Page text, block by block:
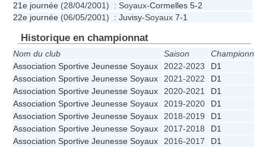
21e journée (28/04/2001) : Soyaux-Cormelles 5-2
22e journée (06/05/2001) : Juvisy-Soyaux 7-1
Historique en championnat
Nom du club Saison Championnat
Association Sportive Jeunesse Soyaux
2022-2023 D1
Association Sportive Jeunesse Soyaux
2021-2022
D1
Association Sportive Jeunesse Soyaux
2020-2021 D1
Association Sportive Jeunesse Soyaux
2019-2020 D1
Association Sportive Jeunesse Soyaux
2018-2019
D1
Association Sportive Jeunesse Soyaux
2017-2018
D1
Association Sportive Jeunesse Soyaux
2016-2017
D1